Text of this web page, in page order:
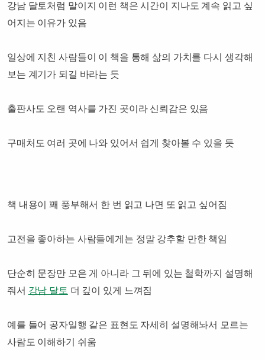
강남 달토처럼 말이지 이런 책은 시간이 지나도 계속 읽고 싶
어지는 이유가 있음
일상에 지친 사람들이 이 책을 통해 삶의 가치를 다시 생각해
보는 계기가 되길 바라는 듯
출판사도 오랜 역사를 가진 곳이라 신뢰감은 있음
구매처도 여러 곳에 나와 있어서 쉽게 찾아볼 수 있을 듯
책 내용이 꽤 풍부해서 한 번 읽고 나면 또 읽고 싶어짐
고전을 좋아하는 사람들에게는 정말 강추할 만한 책임
단순히 문장만 모은 게 아니라 그 뒤에 있는 철학까지 설명해
줘서 강남 달토 더 깊이 있게 느껴짐
예를 들어 공자일행 같은 표현도 자세히 설명해놔서 모르는
사람도 이해하기 쉬움